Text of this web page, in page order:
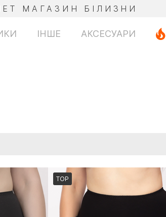
МАГАЗИН БІЛИЗНИ
ІНШЕ АКСЕСУАРИ
TOP